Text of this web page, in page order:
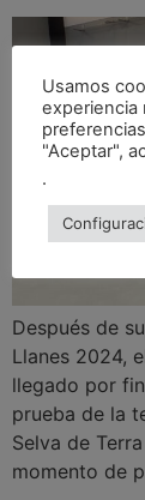
Después de
Llanes 2024,
llegado por
prueba de la
Selva de
momento de
Usamos
experiencia
"Aceptar",
.